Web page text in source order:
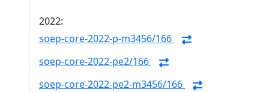
2022:
soep-core-2022-p-m3456/166
soep-core-2022-pe2/166
soep-core-2022-pe2-m3456/166